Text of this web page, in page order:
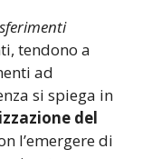
tendono a
ad
si spiega in
del
l’emergere di